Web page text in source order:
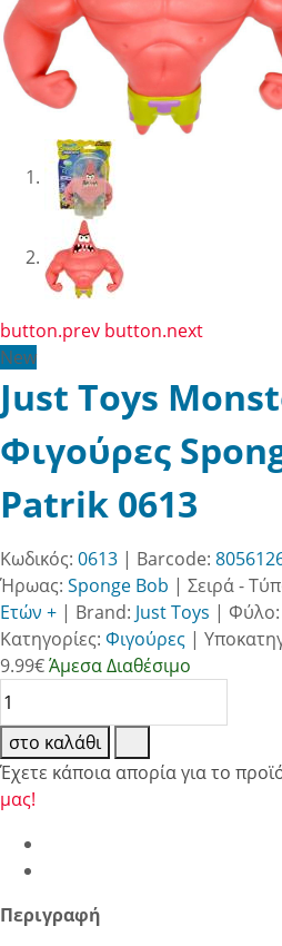
button.prev button.next
New
Just Toys
Φιγούρες
Patrik 0613
Κωδικός: 0613 | Barcode:
Ήρωας: Sponge Bob | Σειρά -
Ετών + | Brand: Just Toys | Φύλο:
Κατηγορίες: Φιγούρες |
9.99€Άμεσα Διαθέσιμο
στο καλάθι
Έχετε κάποια απορία για το
μας!
Περιγραφή